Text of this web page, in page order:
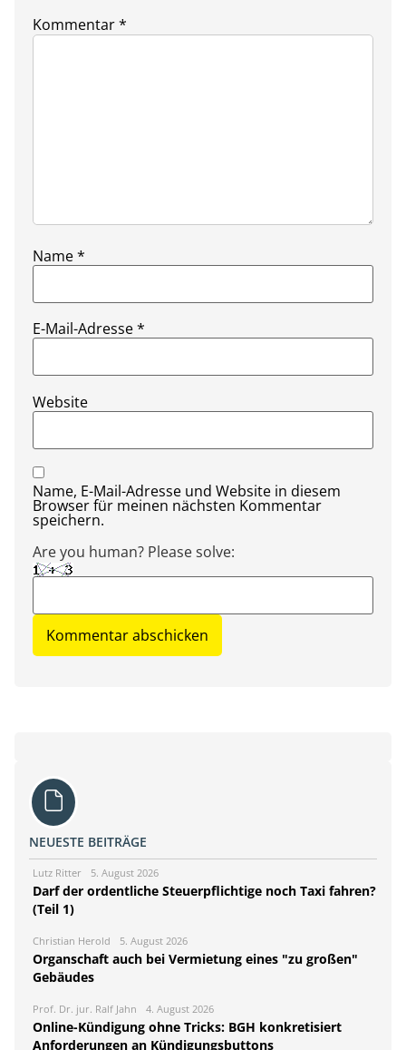
Kommentar*
Name*
E-Mail-Adresse*
Website
Name, E-Mail-Adresse und Website in diesem
Browser für meinen nächsten Kommentar
speichern.
Are you human? Please solve:
NEUESTE BEITRÄGE
Lutz Ritter 5. August 2026
Darf der ordentliche Steuerpflichtige noch Taxi fahren?
(Teil 1)
Christian Herold 5. August 2026
Organschaft auch bei Vermietung eines "zu großen"
Gebäudes
Prof. Dr. jur. Ralf Jahn 4. August 2026
Online-Kündigung ohne Tricks: BGH konkretisiert
Anforderungen an Kündigungsbuttons